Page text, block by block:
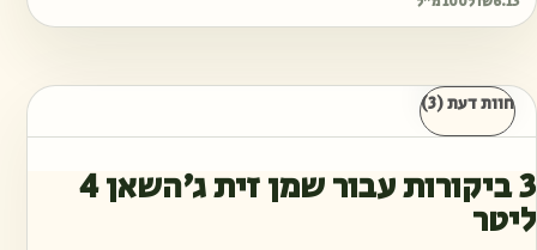
מבוסס על
דירוגים של
חוות דעת (3)
3 ביקורות עבור שמן זית ג׳השאן 4
ליטר